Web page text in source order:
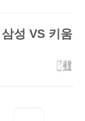
삼성 VS 키움